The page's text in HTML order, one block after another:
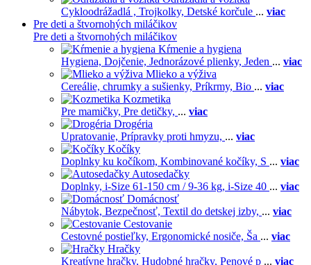
Cykloodrážadlá , Trojkolky, Detské korčule ... viac
Pre deti a štvornohých miláčikov
Pre deti a štvornohých miláčikov
Kŕmenie a hygiena
Hygiena, Dojčenie, Jednorázové plienky, Jeden ... viac
Mlieko a výživa
Cereálie, chrumky a sušienky, Príkrmy, Bio ... viac
Kozmetika
Pre mamičky, Pre detičky, ... viac
Drogéria
Upratovanie, Prípravky proti hmyzu, ... viac
Kočíky
Doplnky ku kočíkom, Kombinované kočíky, S ... viac
Autosedačky
Doplnky, i-Size 61-150 cm / 9-36 kg, i-Size 40 ... viac
Domácnosť
Nábytok, Bezpečnosť, Textil do detskej izby, ... viac
Cestovanie
Cestovné postieľky, Ergonomické nosiče, Ša ... viac
Hračky
Kreatívne hračky, Hudobné hračky, Penové p ... viac